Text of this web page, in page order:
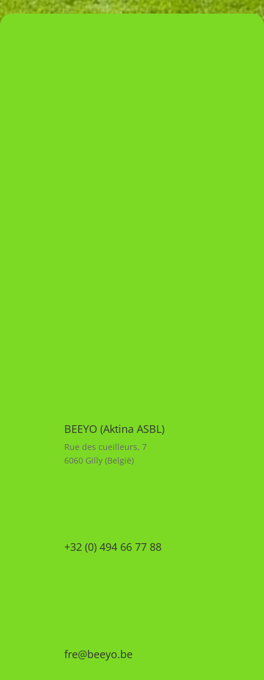
BEEYO (Aktina ASBL)
Rue des cueilleurs, 7
6060 Gilly (België)
+32 (0) 494 66 77 88
fre@beeyo.be